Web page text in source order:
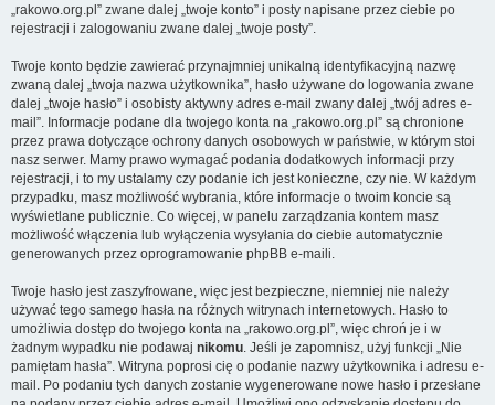
„rakowo.org.pl” zwane dalej „twoje konto” i posty napisane przez ciebie po
rejestracji i zalogowaniu zwane dalej „twoje posty”.
Twoje konto będzie zawierać przynajmniej unikalną identyfikacyjną nazwę
zwaną dalej „twoja nazwa użytkownika”, hasło używane do logowania zwane
dalej „twoje hasło” i osobisty aktywny adres e-mail zwany dalej „twój adres e-
mail”. Informacje podane dla twojego konta na „rakowo.org.pl” są chronione
przez prawa dotyczące ochrony danych osobowych w państwie, w którym stoi
nasz serwer. Mamy prawo wymagać podania dodatkowych informacji przy
rejestracji, i to my ustalamy czy podanie ich jest konieczne, czy nie. W każdym
przypadku, masz możliwość wybrania, które informacje o twoim koncie są
wyświetlane publicznie. Co więcej, w panelu zarządzania kontem masz
możliwość włączenia lub wyłączenia wysyłania do ciebie automatycznie
generowanych przez oprogramowanie phpBB e-maili.
Twoje hasło jest zaszyfrowane, więc jest bezpieczne, niemniej nie należy
używać tego samego hasła na różnych witrynach internetowych. Hasło to
umożliwia dostęp do twojego konta na „rakowo.org.pl”, więc chroń je i w
żadnym wypadku nie podawaj nikomu. Jeśli je zapomnisz, użyj funkcji „Nie
pamiętam hasła”. Witryna poprosi cię o podanie nazwy użytkownika i adresu e-
mail. Po podaniu tych danych zostanie wygenerowane nowe hasło i przesłane